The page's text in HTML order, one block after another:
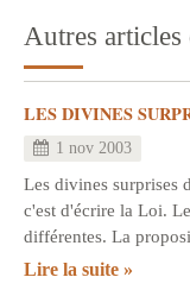
Autres articles
LES DIVINES
1 nov 2003
Les divines surprises
c'est d'écrire la Loi.
différentes. La
Lire la suite